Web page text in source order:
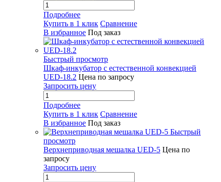
Подробнее
Купить в 1 клик Сравнение
В избранное Под заказ
Быстрый просмотр
Шкаф-инкубатор с естественной конвекцией
UED-18.2 Цена по запросу
Запросить цену
Подробнее
Купить в 1 клик Сравнение
В избранное Под заказ
Быстрый
просмотр
Верхнеприводная мешалка UED-5 Цена по
запросу
Запросить цену